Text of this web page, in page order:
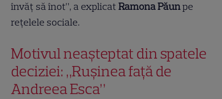
învăț să înot”, a explicatRamona Păunpe
rețelele sociale.
Motivul neașteptat din spatele
deciziei: „Rușinea față de
Andreea Esca”